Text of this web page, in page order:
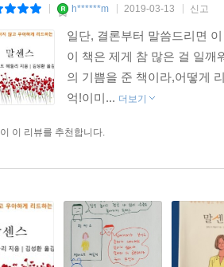
h******m 2019-03-13 신고
일단, 결론부터 말씀드리면
이 책은 제게 참 많은 걸 일깨
의 기쁨을 준 책이라,어떻게
억!이미... 더보기
이 이 리뷰를 추천합니다.